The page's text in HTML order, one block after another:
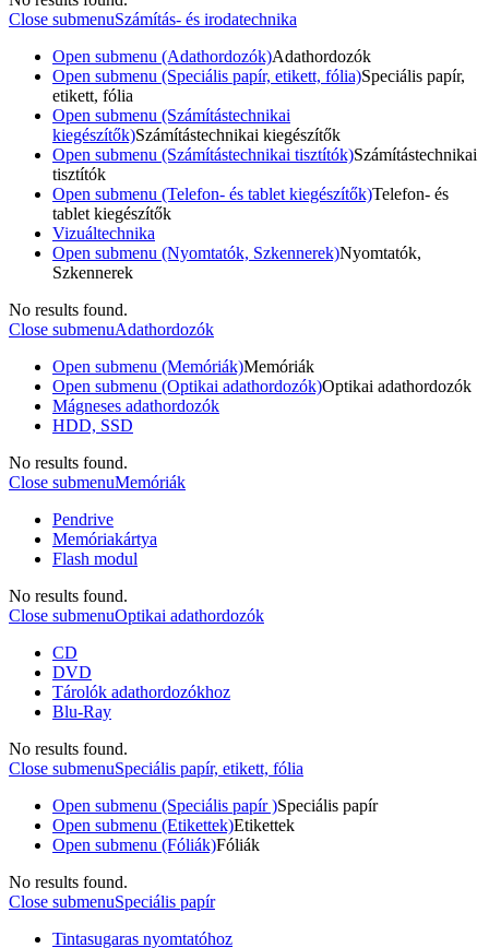
Close submenuSzámítás- és irodatechnika
Open submenu (Adathordozók)Adathordozók
Open submenu (Speciális papír, etikett, fólia)Speciális papír,
etikett, fólia
Open submenu (Számítástechnikai
kiegészítők)Számítástechnikai kiegészítők
Open submenu (Számítástechnikai tisztítók)Számítástechnikai
tisztítók
Open submenu (Telefon- és tablet kiegészítők)Telefon- és
tablet kiegészítők
Vizuáltechnika
Open submenu (Nyomtatók, Szkennerek)Nyomtatók,
Szkennerek
No results found.
Close submenuAdathordozók
Open submenu (Memóriák)Memóriák
Open submenu (Optikai adathordozók)Optikai adathordozók
Mágneses adathordozók
HDD, SSD
No results found.
Close submenuMemóriák
Pendrive
Memóriakártya
Flash modul
No results found.
Close submenuOptikai adathordozók
CD
DVD
Tárolók adathordozókhoz
Blu-Ray
No results found.
Close submenuSpeciális papír, etikett, fólia
Open submenu (Speciális papír )Speciális papír
Open submenu (Etikettek)Etikettek
Open submenu (Fóliák)Fóliák
No results found.
Close submenuSpeciális papír
Tintasugaras nyomtatóhoz